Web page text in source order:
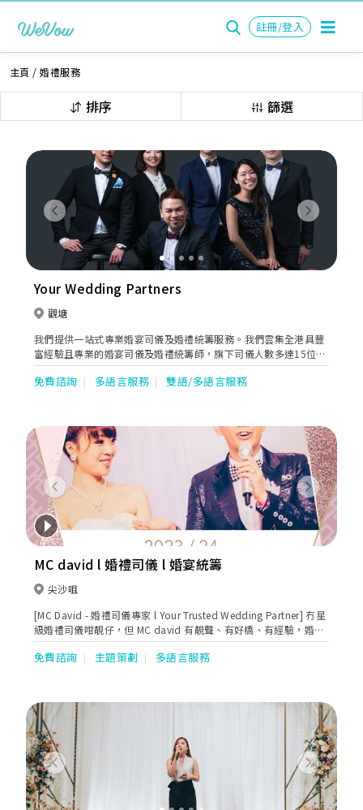
註冊/登入
主頁 /婚禮服務
排序 篩選
Previous Next
Your Wedding Partners
觀塘
我們提供一站式專業婚宴司儀及婚禮統籌服務。我們雲集全港具豐
富經驗且專業的婚宴司儀及婚禮統籌師，旗下司儀人數多達15位，
每位均擁有多年主持婚宴及各類型活動經驗。此外，本團隊用心聆
聽新人的要求，提供專業而貼心的服務，致力為每對新人締造難忘
免費諮詢 多語言服務 雙語/多語言服務
Previous Next
MC david l 婚禮司儀 l 婚宴統籌
尖沙咀
[MC David - 婚禮司儀專家 l Your Trusted Wedding Partner] 冇星
級婚禮司儀咁靚仔，但 MC david 有靚聲、有好橋、有經驗，婚禮
前中後段都幫你哋細心安排，新人好似多咗個專業 wedding
planner。8年以來，超過300對新人信賴。無論傳統中式
新人窩心、父母放心、來賓開心。不知不覺間，新人多咗個幫到手
嘅兄弟。想 Big Day 氣氛輕鬆幽默？啱哂，MC David 極力推介自
家制 warm up games + 搞笑 magic show，包保來賓由頭笑到落
尾 ;0)。有圖、有片、有真相。請立即睇睇MC David portfolio +
新人好評，覺得 make sense 啱 style 就先 book 佢傾傾，聽下佢
意見然後再作決定。畢竟是一生人一次人生大事，一定要搵個專
業、信得過、啱 key 嘅 wedding partner，對嗎？
免費諮詢 主題策劃 多語言服務
Previous Next